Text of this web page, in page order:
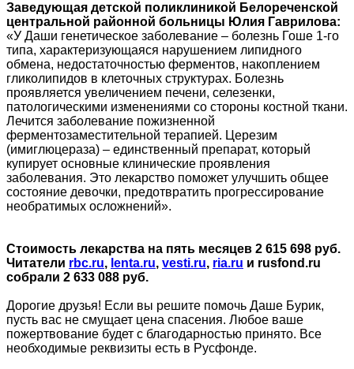
Заведующая детской поликлиникой Белореченской
центральной районной больницы Юлия Гаврилова:
«У Даши генетическое заболевание – болезнь Гоше 1-го
типа, характеризующаяся нарушением липидного
обмена, недостаточностью ферментов, накоплением
гликолипидов в клеточных структурах. Болезнь
проявляется увеличением печени, селезенки,
патологическими изменениями со стороны костной ткани.
Лечится заболевание пожизненной
ферментозаместительной терапией. Церезим
(имиглюцераза) – единственный препарат, который
купирует основные клинические проявления
заболевания. Это лекарство поможет улучшить общее
состояние девочки, предотвратить прогрессирование
необратимых осложнений».
Стоимость лекарства на пять месяцев 2 615 698 руб.
Читатели rbc.ru, lenta.ru, vesti.ru, ria.ru и rusfond.ru
собрали 2 633 088 руб.
Дорогие друзья! Если вы решите помочь Даше Бурик,
пусть вас не смущает цена спасения. Любое ваше
пожертвование будет с благодарностью принято. Все
необходимые реквизиты есть в Русфонде.